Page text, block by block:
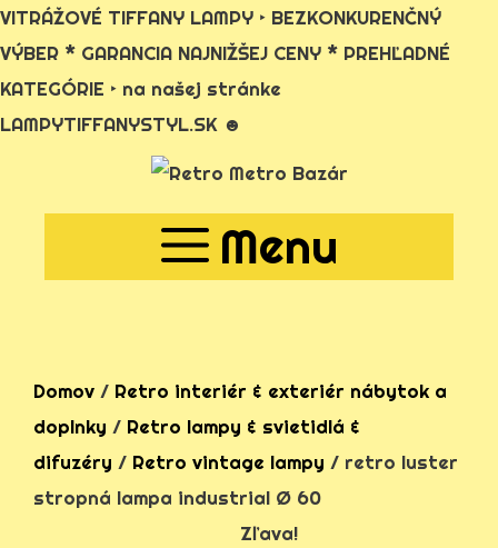
VITRÁŽOVÉ TIFFANY LAMPY ‣ BEZKONKURENČNÝ
VÝBER * GARANCIA NAJNIŽŠEJ CENY * PREHĽADNÉ
KATEGÓRIE ‣ na našej stránke
LAMPYTIFFANYSTYL.SK ☻
Menu
Domov / Retro interiér & exteriér nábytok a
doplnky / Retro lampy & svietidlá &
difuzéry / Retro vintage lampy / retro luster
stropná lampa industrial Ø 60
Zľava!